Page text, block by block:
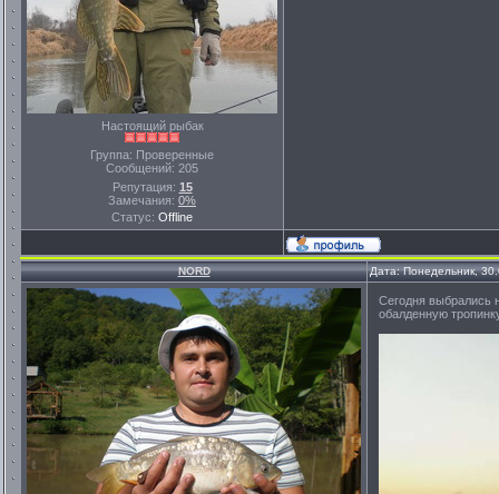
Настоящий рыбак
Группа: Проверенные
Сообщений: 205
Репутация: 15
Замечания: 0%
Статус: Offline
NORD Дата: Понедельник,
Сегодня выбрались
обалденную